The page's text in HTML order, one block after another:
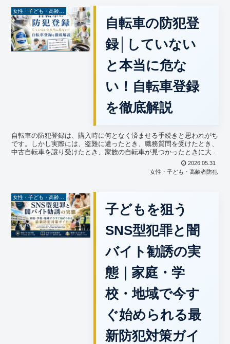
女性・子ども・高齢者防犯
自転車の防犯登
録│していない
と本当に危な
い！自転車登録
を徹底解説
自転車の防犯登録は、購入時に何となく済ませる手続きと思われがち
です。しかし実際には、盗難に遭ったとき、職務質問を受けたとき、
中古自転車を譲り受けたとき、家族の自転車が見つかったときに大き
な意味を持ちます。特に子どもや高齢者、通勤・通学で毎日...2026.05.31
女性・子ども・高齢者防犯
子どもを狙う
SNS型犯罪と闇
バイト勧誘の実
態｜家庭・学
校・地域で今す
ぐ始められる最
新防犯対策ガイ